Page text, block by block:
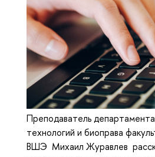
Преподаватель
технологий и биоправа
ВШЭ Михаил Журавлев